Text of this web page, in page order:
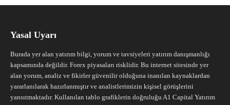
Yasal Uyarı
Burada yer alan yatırım bilgi, yorum ve tavsiyeleri yatırım danışmanlığı
kapsamında değildir. Forex piyasaları risklidir. Bu internet sitesinde yer
alan yorum, analiz ve fikirler güvenilir olduğuna inanılan kaynaklardan
yararlanılarak hazırlanmıştır ve analistlerimizin kişisel görüşlerini
yansıtmaktadır. Kullanılan tablo grafiklerin doğruluğu A1 Capital Yatırım